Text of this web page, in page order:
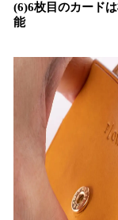
(6)6枚目のカード
能